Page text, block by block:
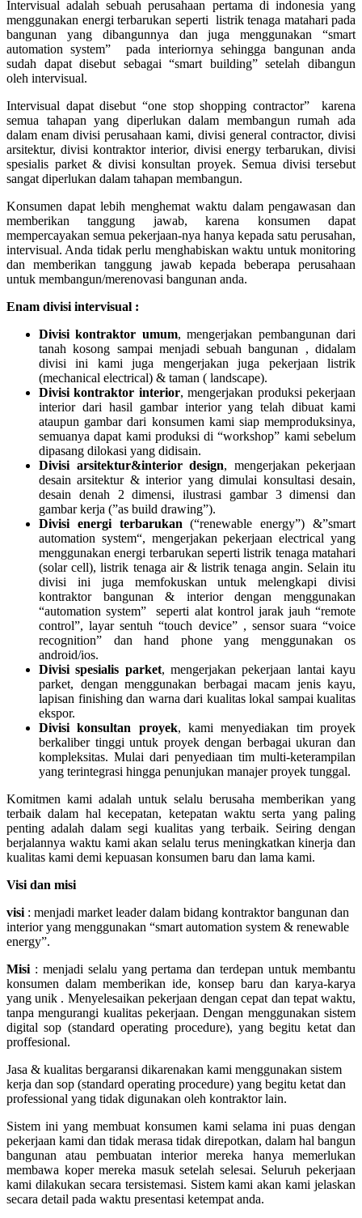
Intervisual adalah sebuah perusahaan pertama di indonesia yang
menggunakan energi terbarukan seperti listrik tenaga matahari pada
bangunan yang dibangunnya dan juga menggunakan “smart
automation system” pada interiornya sehingga bangunan anda
sudah dapat disebut sebagai “smart building” setelah dibangun
oleh intervisual.
Intervisual dapat disebut “one stop shopping contractor” karena
semua tahapan yang diperlukan dalam membangun rumah ada
dalam enam divisi perusahaan kami, divisi general contractor, divisi
arsitektur, divisi kontraktor interior, divisi energy terbarukan, divisi
spesialis parket & divisi konsultan proyek. Semua divisi tersebut
sangat diperlukan dalam tahapan membangun.
Konsumen dapat lebih menghemat waktu dalam pengawasan dan
memberikan tanggung jawab, karena konsumen dapat
mempercayakan semua pekerjaan-nya hanya kepada satu perusahan,
intervisual. Anda tidak perlu menghabiskan waktu untuk monitoring
dan memberikan tanggung jawab kepada beberapa perusahaan
untuk membangun/merenovasi bangunan anda.
Enam divisi intervisual :
Divisi kontraktor umum, mengerjakan pembangunan dari
tanah kosong sampai menjadi sebuah bangunan , didalam
divisi ini kami juga mengerjakan juga pekerjaan listrik
(mechanical electrical) & taman ( landscape).
Divisi kontraktor interior, mengerjakan produksi pekerjaan
interior dari hasil gambar interior yang telah dibuat kami
ataupun gambar dari konsumen kami siap memproduksinya,
semuanya dapat kami produksi di “workshop” kami sebelum
dipasang dilokasi yang didisain.
Divisi arsitektur&interior design, mengerjakan pekerjaan
desain arsitektur & interior yang dimulai konsultasi desain,
desain denah 2 dimensi, ilustrasi gambar 3 dimensi dan
gambar kerja (”as build drawing”).
Divisi energi terbarukan (“renewable energy”) &”smart
automation system“, mengerjakan pekerjaan electrical yang
menggunakan energi terbarukan seperti listrik tenaga matahari
(solar cell), listrik tenaga air & listrik tenaga angin. Selain itu
divisi ini juga memfokuskan untuk melengkapi divisi
kontraktor bangunan & interior dengan menggunakan
“automation system” seperti alat kontrol jarak jauh “remote
control”, layar sentuh “touch device” , sensor suara “voice
recognition” dan hand phone yang menggunakan os
android/ios.
Divisi spesialis parket, mengerjakan pekerjaan lantai kayu
parket, dengan menggunakan berbagai macam jenis kayu,
lapisan finishing dan warna dari kualitas lokal sampai kualitas
ekspor.
Divisi konsultan proyek, kami menyediakan tim proyek
berkaliber tinggi untuk proyek dengan berbagai ukuran dan
kompleksitas. Mulai dari penyediaan tim multi-keterampilan
yang terintegrasi hingga penunjukan manajer proyek tunggal.
Komitmen kami adalah untuk selalu berusaha memberikan yang
terbaik dalam hal kecepatan, ketepatan waktu serta yang paling
penting adalah dalam segi kualitas yang terbaik. Seiring dengan
berjalannya waktu kami akan selalu terus meningkatkan kinerja dan
kualitas kami demi kepuasan konsumen baru dan lama kami.
Visi dan misi
visi : menjadi market leader dalam bidang kontraktor bangunan dan
interior yang menggunakan “smart automation system & renewable
energy”.
Misi : menjadi selalu yang pertama dan terdepan untuk membantu
konsumen dalam memberikan ide, konsep baru dan karya-karya
yang unik . Menyelesaikan pekerjaan dengan cepat dan tepat waktu,
tanpa mengurangi kualitas pekerjaan. Dengan menggunakan sistem
digital sop (standard operating procedure), yang begitu ketat dan
proffesional.
Jasa & kualitas bergaransi dikarenakan kami menggunakan sistem
kerja dan sop (standard operating procedure) yang begitu ketat dan
professional yang tidak digunakan oleh kontraktor lain.
Sistem ini yang membuat konsumen kami selama ini puas dengan
pekerjaan kami dan tidak merasa tidak direpotkan, dalam hal bangun
bangunan atau pembuatan interior mereka hanya memerlukan
membawa koper mereka masuk setelah selesai. Seluruh pekerjaan
kami dilakukan secara tersistemasi. Sistem kami akan kami jelaskan
secara detail pada waktu presentasi ketempat anda.